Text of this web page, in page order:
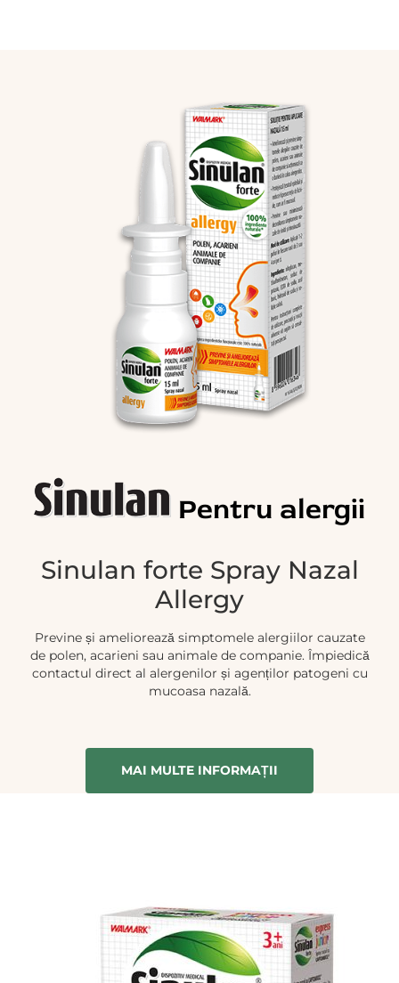
Pentru alergii
Sinulan forte Spray Nazal
Allergy
Previne și ameliorează simptomele alergiilor cauzate
de polen, acarieni sau animale de companie. Împiedică
contactul direct al alergenilor și agenților patogeni cu
mucoasa nazală.
MAI MULTE INFORMAȚII